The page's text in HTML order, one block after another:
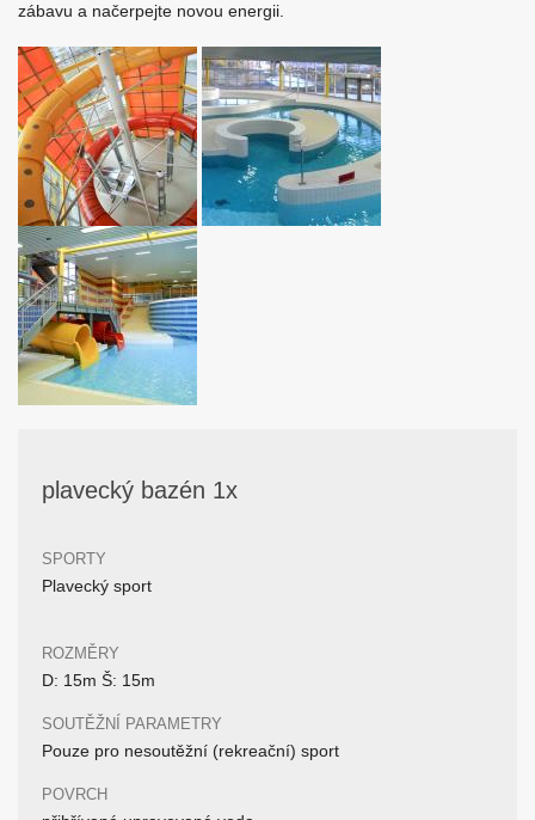
zábavu a načerpejte novou energii.
plavecký bazén 1x
SPORTY
Plavecký sport
ROZMĚRY
D: 15m Š: 15m
SOUTĚŽNÍ PARAMETRY
Pouze pro nesoutěžní (rekreační) sport
POVRCH